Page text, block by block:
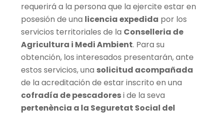
requerirá a la persona que la ejercite estar en
posesión de una licencia expedida por los
servicios territoriales de la Conselleria de
Agricultura i Medi Ambient. Para su
obtención, los interesados presentarán, ante
estos servicios, una solicitud acompañada
de la acreditación de estar inscrito en una
cofradía de pescadoresi de la seva
pertenència a la Seguretat Social del